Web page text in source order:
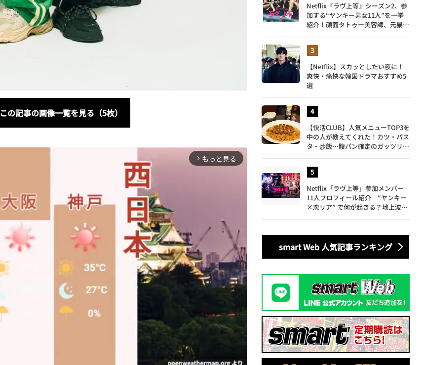
この記事の画像一覧を見る（5枚）
arrow_forward_ios もっと見る
Netflix『ラヴ上等』シーズン2、参
加する“ヤンキー男女11人”を一挙
紹介！顔面タトゥー美容師、元暴走
【Netflix】スカッとしたい夜に！
爽快・痛快な韓国ドラマおすすめ5
選
【快活CLUB】人気メニューTOP3を
中の人が教えてくれた！カツ・パス
タ・炒飯…腹パン確定のガッツリ飯
Netflix「ラヴ上等」参加メンバー
11人プロフィール紹介 “ヤンキー
×恋リア” で何が起きる？地上波で
smart Web 人気記事ランキング